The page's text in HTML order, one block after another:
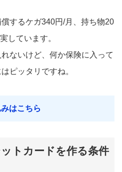
するケガ340円/月、持ち物20
しています。
ないけど、何か保険に入って
ピッタリですね。
はこちら
トカードを作る条件